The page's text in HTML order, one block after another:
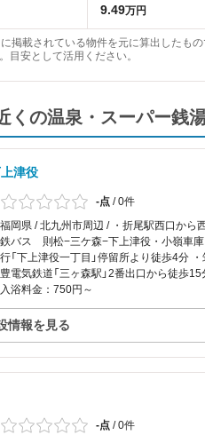
9.49万円
掲載されている物件を元に算出したも
安として活用ください。
くの温泉・スーパー銭
津役
-点 /0件
福岡県 / 北九州市周辺 / ・折尾駅西口から
鉄バス 則松−三ケ森−下上津役・小嶺車庫
行「下上津役一丁目」停留所より徒歩4分 ・
豊電気鉄道「三ヶ森駅」2番出口から徒歩15
入浴料金：750円～
情報を見る
-点 /0件